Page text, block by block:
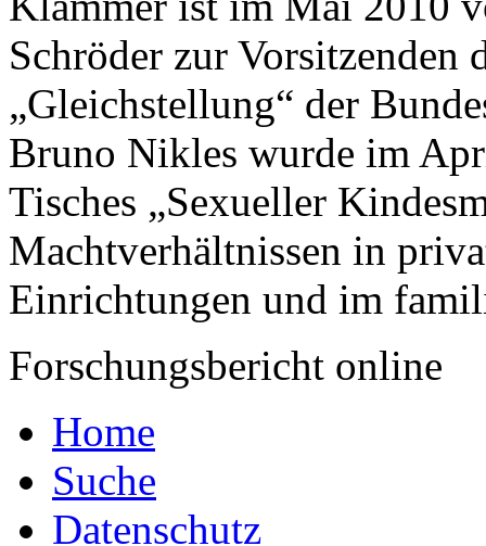
Schröder zur Vorsitzenden
„Gleichstellung“ der
Bruno Nikles wurde im
Tisches „Sexueller
Machtverhältnissen in
Einrichtungen und im
Forschungsbericht online
Home
Suche
Datenschutz